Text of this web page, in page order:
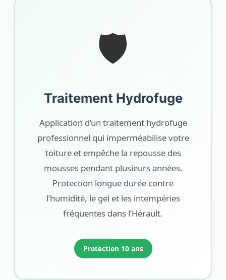
🛡️
Traitement Hydrofuge
Application d’un traitement hydrofuge
professionnel qui imperméabilise votre
toiture et empêche la repousse des
mousses pendant plusieurs années.
Protection longue durée contre
l’humidité, le gel et les intempéries
fréquentes dans l’Hérault.
Protection 10 ans